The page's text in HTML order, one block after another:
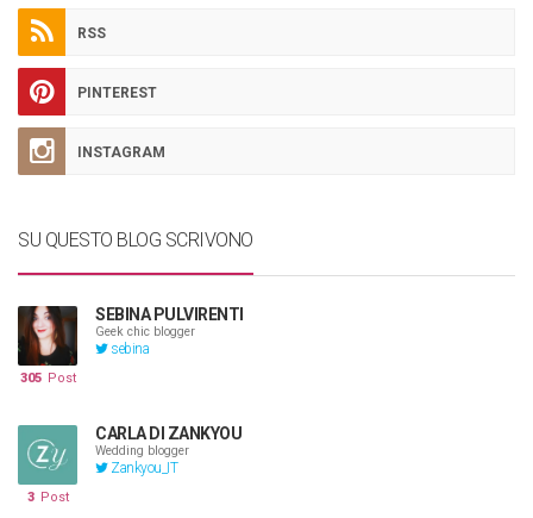
RSS
PINTEREST
INSTAGRAM
SU QUESTO BLOG SCRIVONO
SEBINA PULVIRENTI
Geek chic blogger
sebina
305 Post
CARLA DI ZANKYOU
Wedding blogger
Zankyou_IT
3 Post